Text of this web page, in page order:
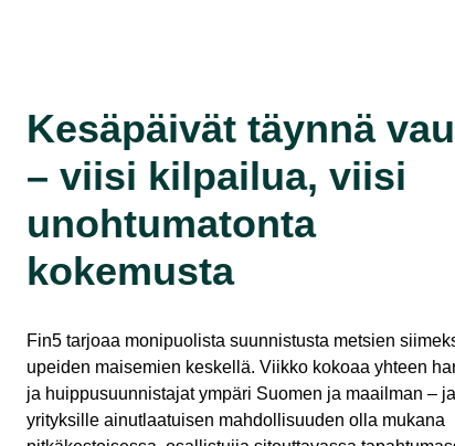
Kesäpäivät täynnä
– viisi kilpailua, viisi
unohtumatonta
kokemusta
Fin5 tarjoaa monipuolista suunnistusta metsien
upeiden maisemien keskellä. Viikko kokoaa yhteen
ja huippusuunnistajat ympäri Suomen ja maailman –
yrityksille ainutlaatuisen mahdollisuuden olla mukana